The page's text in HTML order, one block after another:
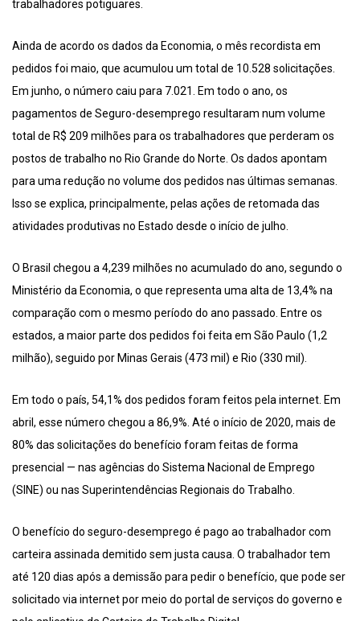
trabalhadores potiguares.
Ainda de acordo os dados da Economia, o mês recordista em
pedidos foi maio, que acumulou um total de 10.528 solicitações.
Em junho, o número caiu para 7.021. Em todo o ano, os
pagamentos de Seguro-desemprego resultaram num volume
total de R$ 209 milhões para os trabalhadores que perderam os
postos de trabalho no Rio Grande do Norte. Os dados apontam
para uma redução no volume dos pedidos nas últimas semanas.
Isso se explica, principalmente, pelas ações de retomada das
atividades produtivas no Estado desde o início de julho.
O Brasil chegou a 4,239 milhões no acumulado do ano, segundo o
Ministério da Economia, o que representa uma alta de 13,4% na
comparação com o mesmo período do ano passado. Entre os
estados, a maior parte dos pedidos foi feita em São Paulo (1,2
milhão), seguido por Minas Gerais (473 mil) e Rio (330 mil).
Em todo o país, 54,1% dos pedidos foram feitos pela internet. Em
abril, esse número chegou a 86,9%. Até o início de 2020, mais de
80% das solicitações do benefício foram feitas de forma
presencial — nas agências do Sistema Nacional de Emprego
(SINE) ou nas Superintendências Regionais do Trabalho.
O benefício do seguro-desemprego é pago ao trabalhador com
carteira assinada demitido sem justa causa. O trabalhador tem
até 120 dias após a demissão para pedir o benefício, que pode ser
solicitado via internet por meio do portal de serviços do governo e